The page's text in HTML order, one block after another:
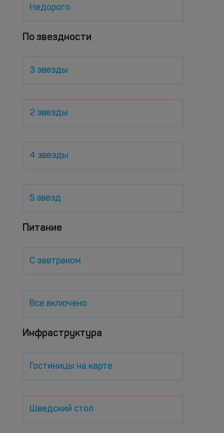
Недорого
По звездности
3 звезды
2 звезды
4 звезды
5 звезд
Питание
С завтраком
Все включено
Инфраструктура
Гостиницы на карте
Шведский стол